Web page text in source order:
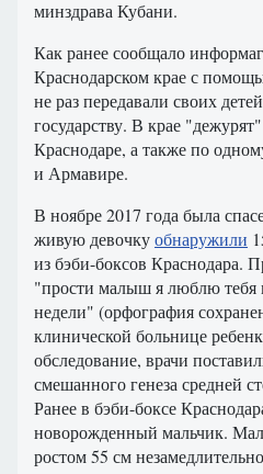
минздрава Кубани.
Как ранее сообщало
Краснодарском крае с
не раз передавали своих
государству. В крае
Краснодаре, а также по
и Армавире.
В ноябре 2017 года была
живую девочкуобнаружили
из бэби-боксов Краснодара.
"прости малыш я люблю тебя
недели" (орфография
клинической больнице
обследование, врачи
смешанного генеза средней
Ранее в бэби-боксе
новорожденный мальчик.
ростом 55 см